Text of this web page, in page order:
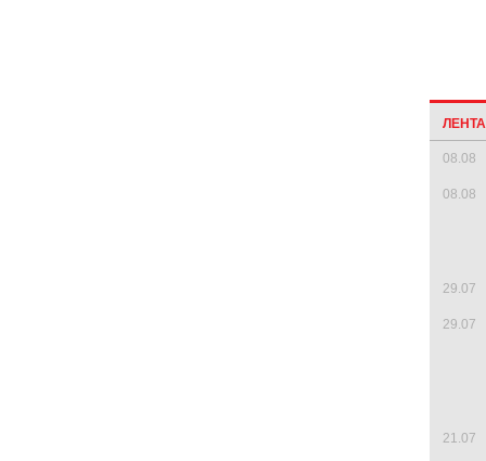
08.08
08.08
29.07
29.07
21.07